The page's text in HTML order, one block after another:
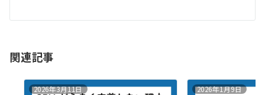
ン
関連記事
2026年3月11日 2026年1月9日